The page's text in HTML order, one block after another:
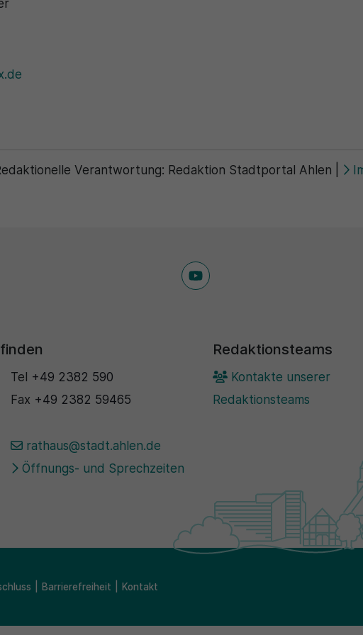
Verantwortung: Redaktion Stadtportal Ahlen
Tel +49 2382 590
Fax +49 2382 59465
rathaus@stadt.ahlen.de
Öffnungs- und Sprechzeiten
Redaktionsteams
Kontakte unserer
Redaktionsteams
Barrierefreiheit Kontakt
Zweck
Wird für statistische Zwecke verwendet, um
vorübergehende Daten des Besuchs zu